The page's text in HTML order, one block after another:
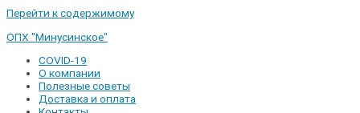
Перейти к содержимому
ОПХ "Минусинское"
COVID-19
О компании
Полезные советы
Доставка и оплата